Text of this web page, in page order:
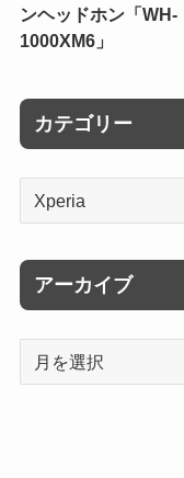
ンヘッドホン「WH-
1000XM6」
カテゴリー
カ
リ
ー
アーカイブ